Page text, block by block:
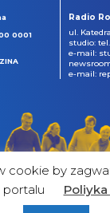
0001
Radio
ul.
studio:
e-mail:
e-mail:
cookie by
portalu